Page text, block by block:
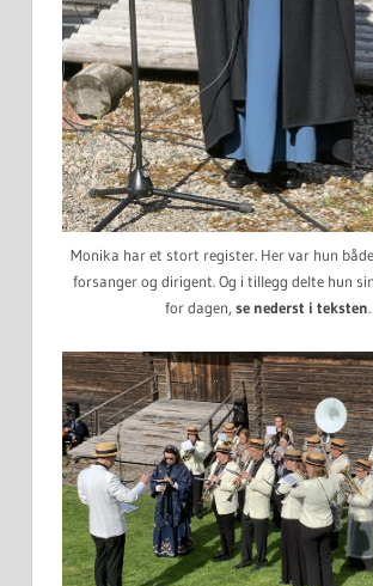
Monika har et stort register. Her var hun
forsanger og dirigent. Og i tillegg delte hun
for dagen,se nederst i teksten.